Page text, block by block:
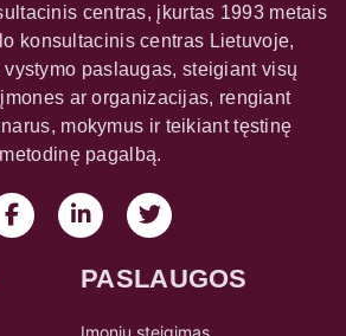
centras, įkurtas 1993 metais
konsultacinis centras Lietuvoje,
paslaugas, steigiant visų
ar organizacijas, rengiant
mokymus ir teikiant tęstinę
metodinę pagalbą.
PASLAUGOS
Įmonių steigimas